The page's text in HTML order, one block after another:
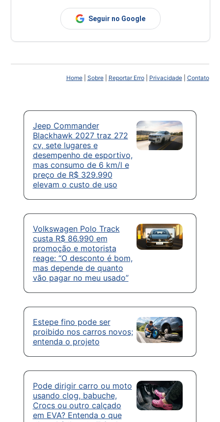
Seguir no Google
Home| Sobre| Reportar Erro| Privacidade| Contato
Jeep Commander
Blackhawk 2027 traz 272
cv, sete lugares e
desempenho de esportivo,
mas consumo de 6 km/l e
preço de R$ 329.990
elevam o custo de uso
Volkswagen Polo Track
custa R$ 86.990 em
promoção e motorista
reage: “O desconto é bom,
mas depende de quanto
vão pagar no meu usado”
Estepe fino pode ser
proibido nos carros novos;
entenda o projeto
Pode dirigir carro ou moto
usando clog, babuche,
Crocs ou outro calçado
em EVA? Entenda o que